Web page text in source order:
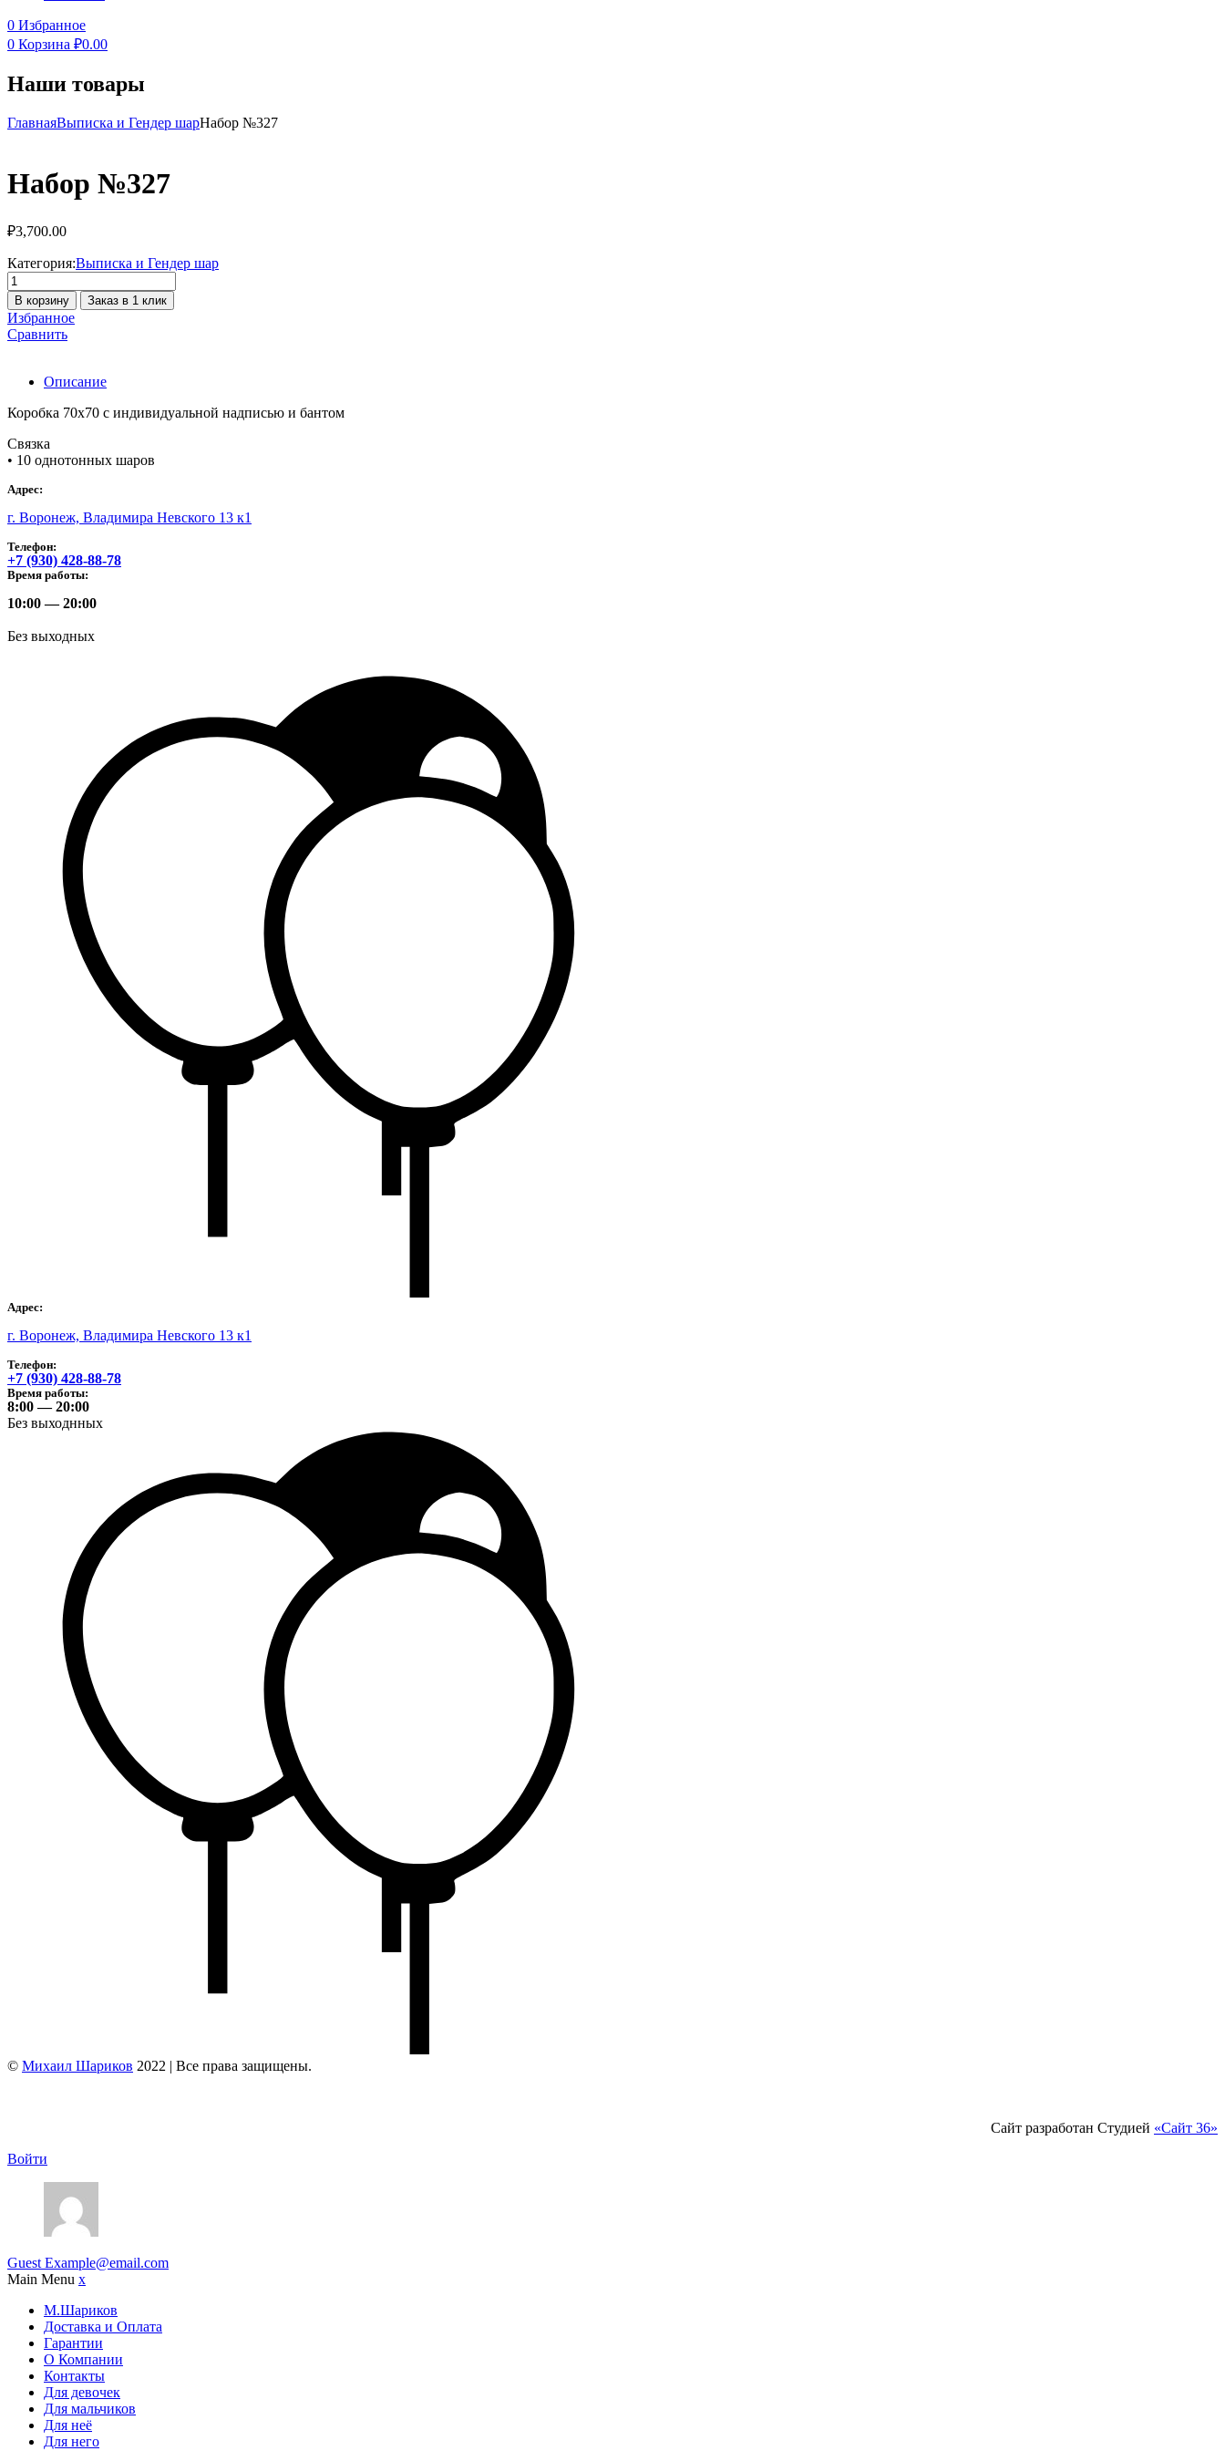
0 Избранное
0 Корзина ₽0.00
Наши товары
ГлавнаяВыписка и Гендер шарНабор №327
Набор №327
₽3,700.00
Категория:Выписка и Гендер шар
Количество
товара
Набор
№327
В корзину Заказ в 1 клик
Избранное
Сравнить
Описание
Коробка 70х70 с индивидуальной надписью и бантом
Связка
• 10 однотонных шаров
Адрес:
г. Воронеж, Владимира Невского 13 к1
Телефон:
+7 (930) 428-88-78
Время работы:
10:00 — 20:00
Без выходных
Адрес:
г. Воронеж, Владимира Невского 13 к1
Телефон:
+7 (930) 428-88-78
Время работы:
8:00 — 20:00
Без выходнных
© Михаил Шариков 2022 | Все права защищены.
Сайт разработан Студией «Сайт 36»
Войти
Guest Example@email.com
Main Menu x
М.Шариков
Доставка и Оплата
Гарантии
О Компании
Контакты
Для девочек
Для мальчиков
Для неё
Для него